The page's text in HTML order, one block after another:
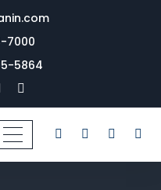
7000
5864